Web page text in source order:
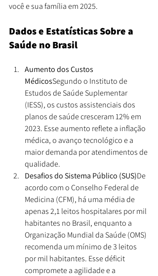
você e sua família em 2025.
Dados e Estatísticas Sobre a
Saúde no Brasil
Aumento dos Custos
MédicosSegundo o Instituto de
Estudos de Saúde Suplementar
(IESS), os custos assistenciais dos
planos de saúde cresceram 12% em
2023. Esse aumento reflete a inflação
médica, o avanço tecnológico e a
maior demanda por atendimentos de
qualidade.
Desafios do Sistema Público (SUS)De
acordo com o Conselho Federal de
Medicina (CFM), há uma média de
apenas 2,1 leitos hospitalares por mil
habitantes no Brasil, enquanto a
Organização Mundial da Saúde (OMS)
recomenda um mínimo de 3 leitos
por mil habitantes. Esse déficit
compromete a agilidade e a